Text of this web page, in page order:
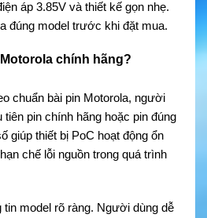
áp 3.85V và thiết kế gọn nhẹ.
đúng model trước khi đặt mua.
chính hãng?
chuẩn bài pin Motorola, người
pin chính hãng hoặc pin đúng
giúp thiết bị PoC hoạt động ổn
chế lỗi nguồn trong quá trình
tin model rõ ràng. Người dùng dễ